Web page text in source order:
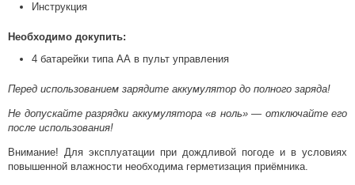
Инструкция
Необходимо докупить:
4 батарейки типа АА в пульт управления
Перед использованием зарядите аккумулятор до полного заряда!
Не допускайте разрядки аккумулятора «в ноль» — отключайте его
после использования!
Внимание! Для эксплуатации при дождливой погоде и в условиях
повышенной влажности необходима герметизация приёмника.